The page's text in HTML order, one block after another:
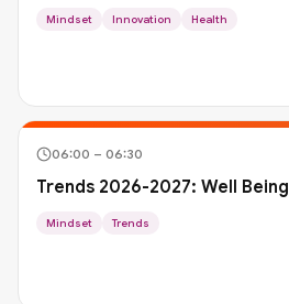
Mindset Innovation Health
06:00 – 06:30
Trends 2026-2027: Well Being
Mindset Trends